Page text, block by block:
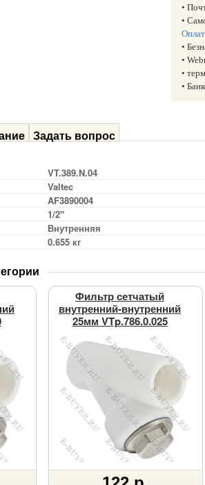
•
•
•
•
•
•
Задать вопрос
VT.389.N.04
Valtec
AF3890004
1/2"
Внутренняя
0.655 кг
Фильтр сетчатый
внутренний-внутренний
25мм VTp.786.0.025